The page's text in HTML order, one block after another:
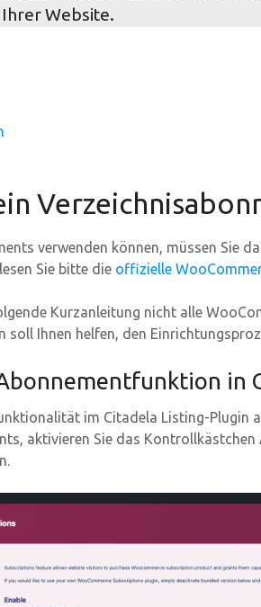
Website.
verwenden können, müssen Sie
Sie bitte die offizielle
Kurzanleitung nicht alle
soll Ihnen helfen, den
in
im Citadela Listing-Plugin
aktivieren Sie das